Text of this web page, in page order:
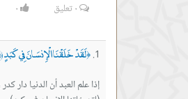
٠تعليق ٠
﴿لَقَدْ خَلَقْنَا الْإِنسَانَ فِي كَبَدٍ